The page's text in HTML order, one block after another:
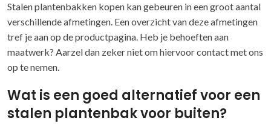
Stalen plantenbakken kopen kan gebeuren in een groot aantal
verschillende afmetingen. Een overzicht van deze afmetingen
tref je aan op de productpagina. Heb je behoeften aan
maatwerk? Aarzel dan zeker niet om hiervoor contact met ons
op te nemen.
Wat is een goed alternatief voor een
stalen plantenbak voor buiten?